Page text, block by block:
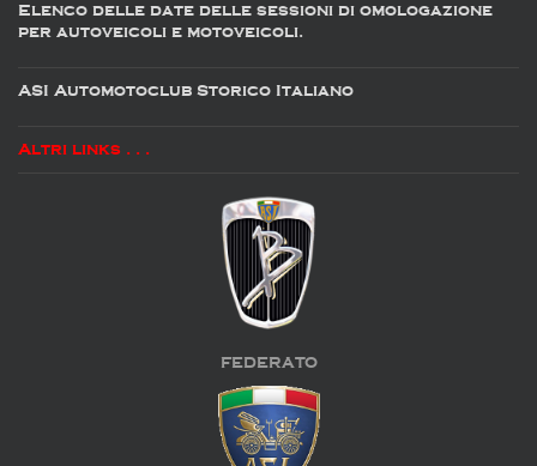
Elenco delle date delle sessioni di omologazione
per autoveicoli e motoveicoli.
ASI Automotoclub Storico Italiano
Altri links . . .
FEDERATO